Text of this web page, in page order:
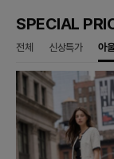
SPECIAL
전체 신상특가 아